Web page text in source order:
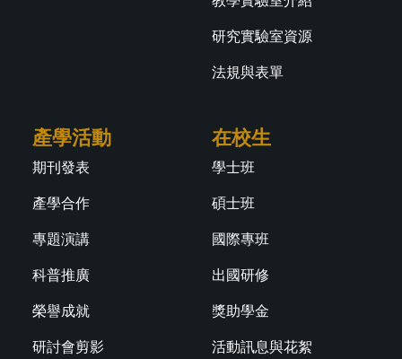
研究實驗室資源
法規與表單
產學活動
期刊發表
產學合作
專題演講
科普推廣
榮譽成就
研討會剪影
在校生
學士班
碩士班
國際專班
出國研修
獎助學金
活動訊息與花絮